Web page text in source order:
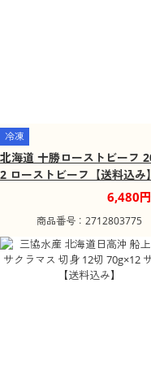
冷凍
北海道 十勝ローストビーフ
2 ローストビーフ【送料込み】
6,480円
商品番号：2712803775